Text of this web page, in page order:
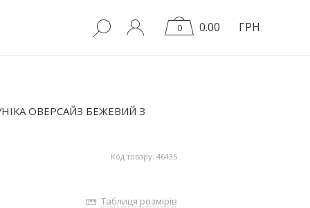
0 0.00 ГРН
ОВЕРСАЙЗ БЕЖЕВИЙ З
Код товару: 46435
Таблиця розмірів